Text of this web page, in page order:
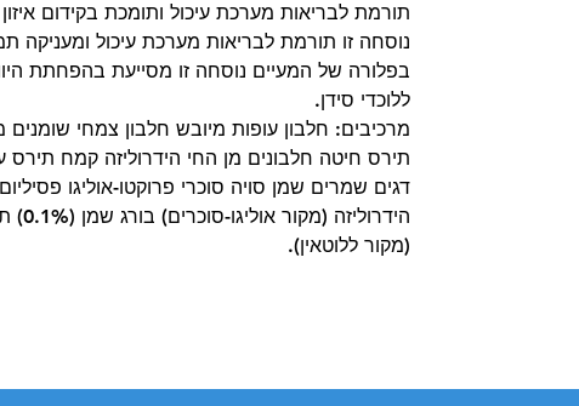
תורמת לבריאות מערכת עיכול ותומכת בקידום
נוסחה זו תורמת לבריאות מערכת עיכול ומעניקה
בפלורה של המעיים נוסחה זו מסייעת בהפחתת
ללוכדי סידן.
מרכיבים: חלבון עופות מיובש חלבון צמחי שומנים
תירס חיטה חלבונים מן החי הידרוליזה קמח תירס
דגים שמרים שמן סויה סוכרי פרוקטו-אוליגו
(מקור ללוטאין).